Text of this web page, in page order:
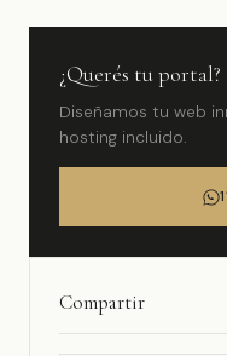
¿Querés tu portal?
Diseñamos tu web
hosting incluido.
Compartir